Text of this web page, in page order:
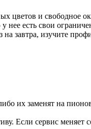
цветов и свободное
нее есть свои
на завтра, изучите
их заменят на
Если сервис меняет